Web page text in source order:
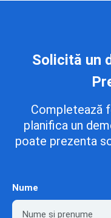
Solicită un
Completează
planifica un
poate prezenta
Nume